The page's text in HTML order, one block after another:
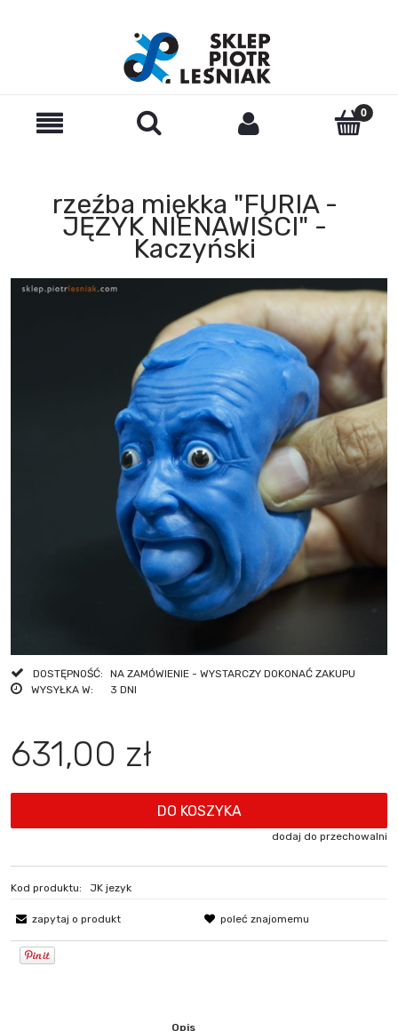
rzeźba miękka "FURIA -
JĘZYK NIENAWIŚCI" -
Kaczyński
DOSTĘPNOŚĆ:
NA ZAMÓWIENIE - WYSTARCZY DOKONAĆ ZAKUPU
WYSYŁKA W:
3 DNI
631,00 zł
DO KOSZYKA
dodaj do przechowalni
Kod produktu: JK jezyk
zapytaj o produkt poleć znajomemu
Opis